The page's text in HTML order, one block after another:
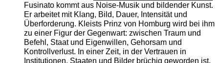
Fusinato kommt aus Noise-Musik und bildender Kunst.
Er arbeitet mit Klang, Bild, Dauer, Intensität und
Überforderung. Kleists Prinz von Homburg wird bei ihm
zu einer Figur der Gegenwart: zwischen Traum und
Befehl, Staat und Eigenwillen, Gehorsam und
Kontrollverlust. In einer Zeit, in der Vertrauen in
Institutionen, Staaten und Bilder brüchig geworden ist,